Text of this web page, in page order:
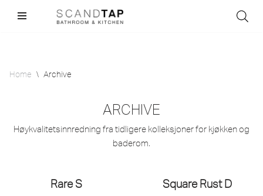
Home \ Archive
ARCHIVE
Høykvalitetsinnredning fra tidligere kolleksjoner for kjøkken og
baderom.
Rare S Square Rust D